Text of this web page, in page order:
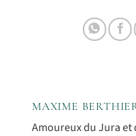
MAXIME
Amoureux du Jura et